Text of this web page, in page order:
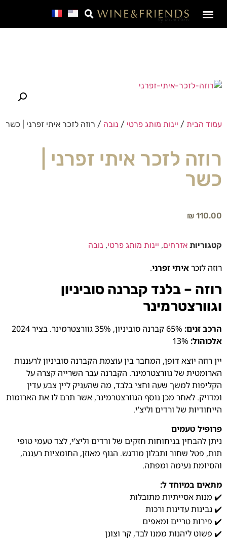
עמוד הבית / יינות מותג פרטי / נובה / רוזה לזכר איתי זפרני | כשר
רוזה לזכר איתי זפרני |
כשר
₪ 110.00
קטגוריות אזרחים, יינות מותג פרטי, נובה
רוזה לזכראיתי זפרני.
רוזה – בלנד קברנה סוביניון
וגוורצטרמינר
הרכב זנים:
אלכוהול:
יין רוזה יוצא דופן, המחבר בין עוצמת הקברנה סוביניון לרעננות
הארומטית של גוורצטרמינר. הקברנה עבר השרייה קצרה על
הקליפות למשך שעה וחצי בלבד, מה שהעניק ליין צבע עדין
ומדויק. לאחר מכן נוסף הגוורצטרמינר, אשר תרם לו את הארומות
הייחודיות של ורדים וליצ’י.
פרופיל טעמים
ניתן להבחין בניחוחות חזקים של ורדים וליצ’י, לצד טעמי טופי
תות, פטל שחור ותבלון מודגש. הגוף מאוזן, החומציות רעננה,
והסיומת נעימה ומפתה.
מתאים במיוחד ל:
✔️ מנות אסייתיות מתובלות
✔️ גבינות עדינות ורכות
✔️ פירות טריים ומאפים
✔️ פשוט ליהנות ממנו לבד, קר וצונן